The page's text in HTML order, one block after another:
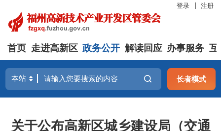
登录 注册
首页 走进高新区 政务公开 解读回应 办事服务 互
长者模式
关于公布高新区城乡建设局（交通